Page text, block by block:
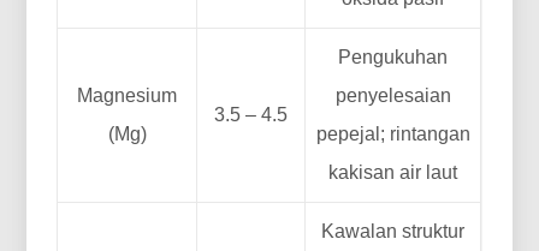
Magnesium
(Mg)
3.5 – 4.5
Pengukuhan
penyelesaian
pepejal; rintangan
kakisan air laut
Kawalan struktur